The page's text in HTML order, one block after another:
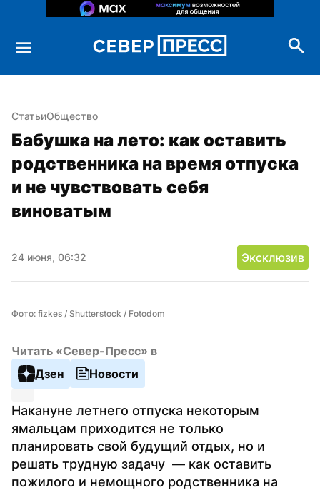
СтатьиОбщество
Бабушка на лето: как оставить
родственника на время отпуска
и не чувствовать себя
виноватым
24 июня, 06:32 Эксклюзив
Фото: fizkes / Shutterstock / Fotodom
Читать «Север-Пресс» в
Дзен
Новости
Накануне летнего отпуска некоторым
ямальцам приходится не только
планировать свой будущий отдых, но и
решать трудную задачу  — как оставить
пожилого и немощного родственника на